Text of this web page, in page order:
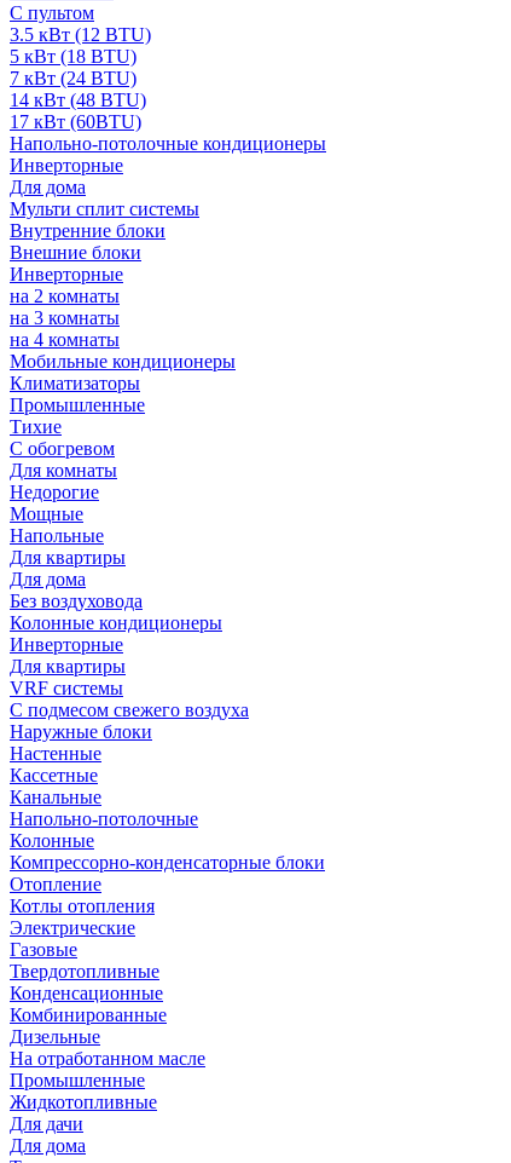
С пультом
3.5 кВт (12 BTU)
5 кВт (18 BTU)
7 кВт (24 BTU)
14 кВт (48 BTU)
17 кВт (60BTU)
Напольно-потолочные кондиционеры
Инверторные
Для дома
Мульти сплит системы
Внутренние блоки
Внешние блоки
Инверторные
на 2 комнаты
на 3 комнаты
на 4 комнаты
Мобильные кондиционеры
Климатизаторы
Промышленные
Тихие
С обогревом
Для комнаты
Недорогие
Мощные
Напольные
Для квартиры
Для дома
Без воздуховода
Колонные кондиционеры
Инверторные
Для квартиры
VRF системы
С подмесом свежего воздуха
Наружные блоки
Настенные
Кассетные
Канальные
Напольно-потолочные
Колонные
Компрессорно-конденсаторные блоки
Отопление
Котлы отопления
Электрические
Газовые
Твердотопливные
Конденсационные
Комбинированные
Дизельные
На отработанном масле
Промышленные
Жидкотопливные
Для дачи
Для дома